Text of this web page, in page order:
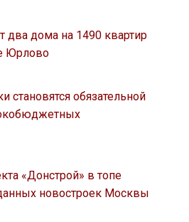
два дома на 1490 квартир
Юрлово
становятся обязательной
«Донстрой» в топе
новостроек Москвы